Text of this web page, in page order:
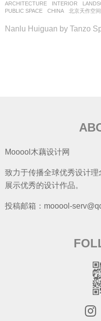
ARCHITECTURE INTERIOR
PUBLIC SPACE
CHINA 北京天作空
Nanlu Huiguan by Tanzo
Mooool木藕设计网
致力于传播全球优秀设计
展示优秀的设计作品。
投稿邮箱：mooool-